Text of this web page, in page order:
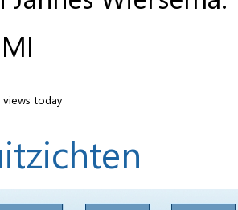
views today